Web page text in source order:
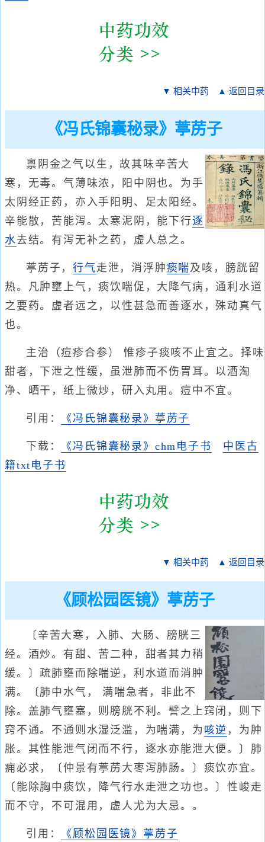
▼ 相关中药 ▲ 返回目录
《冯氏锦囊秘录》葶苈子
禀阴金之气以生，故其味辛苦大
寒，无毒。气薄味浓，阳中阴也。为手
太阴经正药，亦入手阳明、足太阳经。
辛能散，苦能泻。太寒泥阴，能下行逐
水去结。有泻无补之药，虚人总之。
葶苈子，行气走泄，消浮肿痰喘及咳，膀胱留
热。凡肿壅上气，痰饮喘促，大降气病，通利水道
之要药。虚者远之，以性甚急而善逐水，殊动真气
也。
主治（痘疹合参） 惟疹子痰咳不止宜之。择味
甜者，下泄之性缓，虽泄肺而不伤胃耳。以酒淘
净、晒干，纸上微炒，研入丸用。痘中不宜。
引用： 《冯氏锦囊秘录》葶苈子
下载： 《冯氏锦囊秘录》chm电子书
中医古
籍txt电子书
▼ 相关中药 ▲ 返回目录
《顾松园医镜》葶苈子
〔辛苦大寒，入肺、大肠、膀胱三
经。酒炒。有甜、苦二种，甜者其力稍
缓。〕疏肺壅而除喘逆，利水道而消肿
满。〔肺中水气， 满喘急者，非此不
除。盖肺气壅塞，则膀胱不利。譬之上窍闭，则下
窍不通。不通则水湿泛滥，为喘满，为 咳逆 ，为肿
胀。其性能泄气闭而不行，逐水亦能泄大便。〕肺
痈必求，〔仲景有葶苈大枣泻肺肠。〕痰饮亦宜。
〔能除胸中痰饮，降气行水走泄之功也。〕性峻走
而不守，不可混用，虚人尤为大忌。。
引用： 《顾松园医镜》葶苈子